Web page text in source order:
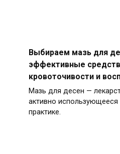
Выбираем мазь для
эффективные
кровоточивости и
Мазь для десен —
активно использующееся
практике.